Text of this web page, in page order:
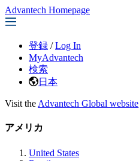
Advantech Homepage
登録 / Log In
MyAdvantech
検索
日本
Visit the Advantech Global website
アメリカ
United States